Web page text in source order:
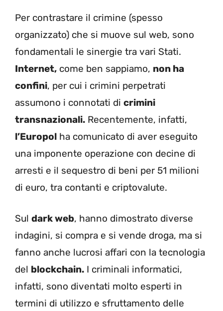
Per contrastare il crimine (spesso
organizzato) che si muove sul web, sono
fondamentali le sinergie tra vari Stati.
Internet, come ben sappiamo, non ha
confini, per cui i crimini perpetrati
assumono i connotati di crimini
transnazionali. Recentemente, infatti,
l’Europol ha comunicato di aver eseguito
una imponente operazione con decine di
arresti e il sequestro di beni per 51 milioni
di euro, tra contanti e criptovalute.
Sul dark web, hanno dimostrato diverse
indagini, si compra e si vende droga, ma si
fanno anche lucrosi affari con la tecnologia
del blockchain. I criminali informatici,
infatti, sono diventati molto esperti in
termini di utilizzo e sfruttamento delle